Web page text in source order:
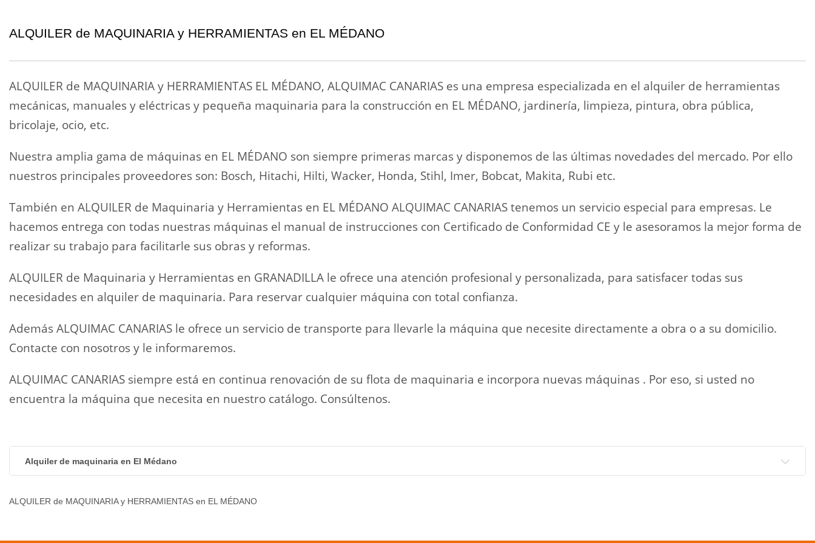
ALQUILER de MAQUINARIA y HERRAMIENTAS en EL MÉDANO
ALQUILER de MAQUINARIA y HERRAMIENTAS EL MÉDANO, ALQUIMAC CANARIAS es una empresa especializada en el alquiler de herramientas
mecánicas, manuales y eléctricas y pequeña maquinaria para la construcción en EL MÉDANO, jardinería, limpieza, pintura, obra pública,
bricolaje, ocio, etc.
Nuestra amplia gama de máquinas en EL MÉDANO son siempre primeras marcas y disponemos de las últimas novedades del mercado. Por ello
nuestros principales proveedores son: Bosch, Hitachi, Hilti, Wacker, Honda, Stihl, Imer, Bobcat, Makita, Rubi etc.
También en ALQUILER de Maquinaria y Herramientas en EL MÉDANO ALQUIMAC CANARIAS tenemos un servicio especial para empresas. Le
hacemos entrega con todas nuestras máquinas el manual de instrucciones con Certificado de Conformidad CE y le asesoramos la mejor forma de
realizar su trabajo para facilitarle sus obras y reformas.
ALQUILER de Maquinaria y Herramientas en GRANADILLA le ofrece una atención profesional y personalizada, para satisfacer todas sus
necesidades en alquiler de maquinaria. Para reservar cualquier máquina con total confianza.
Además ALQUIMAC CANARIAS le ofrece un servicio de transporte para llevarle la máquina que necesite directamente a obra o a su domicilio.
Contacte con nosotros y le informaremos.
ALQUIMAC CANARIAS siempre está en continua renovación de su flota de maquinaria e incorpora nuevas máquinas . Por eso, si usted no
encuentra la máquina que necesita en nuestro catálogo. Consúltenos.
Alquiler de maquinaria en El Médano
ALQUILER de MAQUINARIA y HERRAMIENTAS en EL MÉDANO